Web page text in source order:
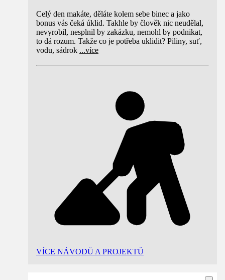
Celý den makáte, děláte kolem sebe binec a jako
bonus vás čeká úklid. Takhle by člověk nic neudělal,
nevyrobil, nesplnil by zakázku, nemohl by podnikat,
to dá rozum. Takže co je potřeba uklidit? Piliny, suť,
vodu, sádrok ...více
VÍCE NÁVODŮ A PROJEKTŮ